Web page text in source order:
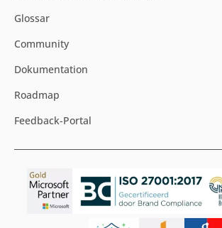
Glossar
Community
Dokumentation
Roadmap
Feedback-Portal